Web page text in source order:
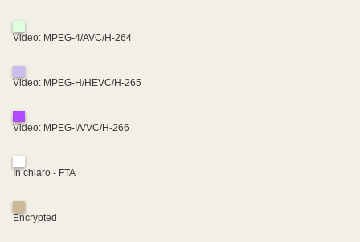
Video: MPEG-4/AVC/H-264
Video: MPEG-H/HEVC/H-265
Video: MPEG-I/VVC/H-266
In chiaro - FTA
Encrypted